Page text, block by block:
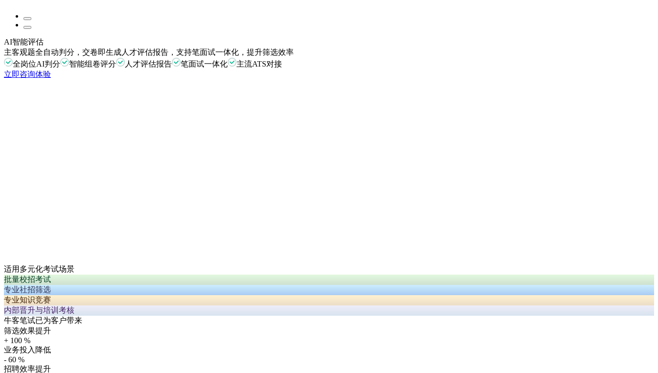
AI智能评估
主客观题全自动判分，交卷即生成人才评估报告，支持笔面试一体化，提升筛选效率
全岗位AI判分
智能组卷评分 人才评估报告 笔面试一体化
主流ATS对接
立即咨询体验
适用多元化考试场景
批量校招考试
专业社招筛选
专业知识竞赛
内部晋升与培训考核
牛客笔试已为客户带来
筛选效果提升
+ 100 %
业务投入降低
- 60 %
招聘效率提升